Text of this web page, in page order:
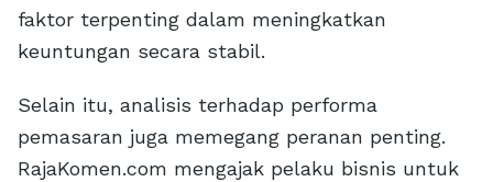
faktor terpenting dalam meningkatkan
keuntungan secara stabil.
Selain itu, analisis terhadap performa
pemasaran juga memegang peranan penting.
RajaKomen.com mengajak pelaku bisnis untuk